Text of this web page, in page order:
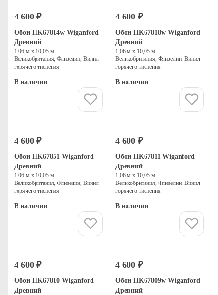
4 600 ₽
Обои HK67814w Wiganford
Древний
1,06 м х 10,05 м
Великобритания, Флизелин, Винил
горячего тиснения
В наличии
4 600 ₽
Обои HK67818w Wiganford
Древний
1,06 м х 10,05 м
Великобритания, Флизелин, Винил
горячего тиснения
В наличии
4 600 ₽
Обои HK67851 Wiganford
Древний
1,06 м х 10,05 м
Великобритания, Флизелин, Винил
горячего тиснения
В наличии
4 600 ₽
Обои HK67811 Wiganford
Древний
1,06 м х 10,05 м
Великобритания, Флизелин, Винил
горячего тиснения
В наличии
4 600 ₽
Обои HK67810 Wiganford
Древний
4 600 ₽
Обои HK67809w Wiganford
Древний